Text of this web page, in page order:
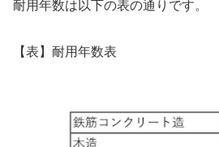
耐用年数は以下の表の通りです。
【表】耐用年数表